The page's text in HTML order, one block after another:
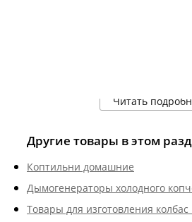
Читать
Другие товары в этом
Коптильни домашние
Дымогенераторы холодного
Товары для изготовления колбас